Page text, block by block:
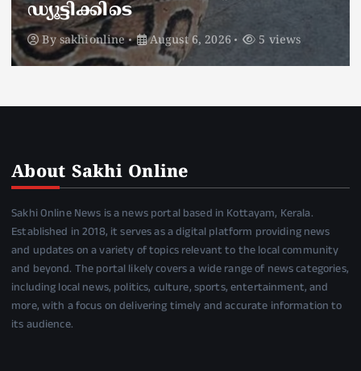
ഡ്യൂട്ടിക്കിടെ
By sakhionline August 6, 2026 5 views
About Sakhi Online
Sakhi Online News is a news portal based in Kottayam, Kerala.
Established in 2018, it serves as a digital platform providing news
and updates on a variety of topics relevant to the local community
and beyond. The portal likely covers a wide range of news categories,
including local news, politics, culture, sports, entertainment, and
more, with a focus on delivering timely and accurate information to
its audience.